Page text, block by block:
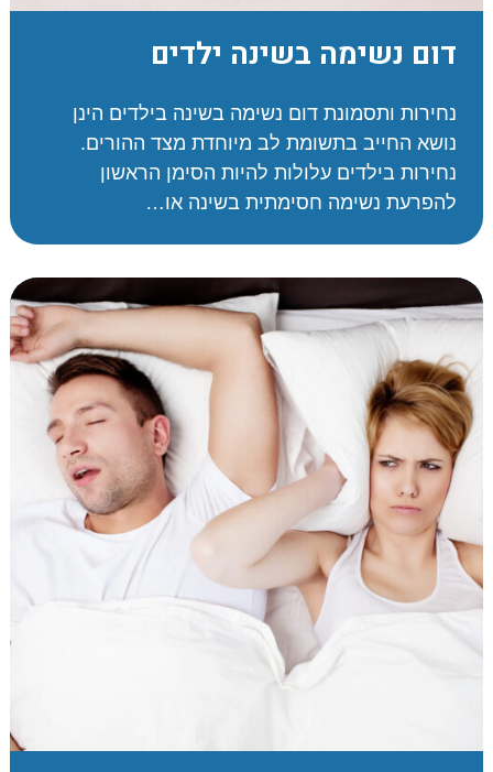
דום נשימה בשינה ילדים
נחירות ותסמונת דום נשימה בשינה בילדים הינן
נושא החייב בתשומת לב מיוחדת מצד ההורים.
נחירות בילדים עלולות להיות הסימן הראשון
להפרעת נשימה חסימתית בשינה או…